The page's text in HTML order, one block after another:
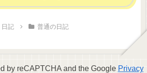
日記 普通の日記
by reCAPTCHA and the Google Privacy